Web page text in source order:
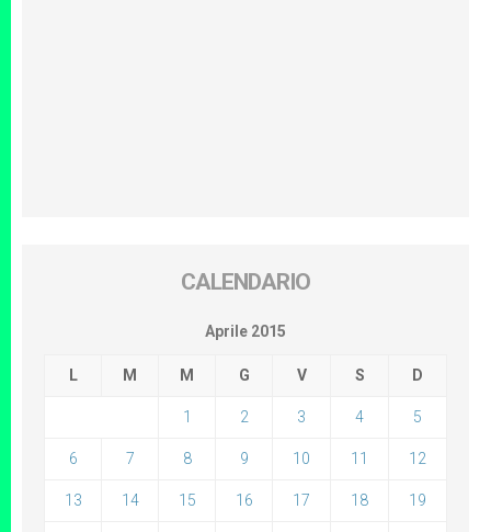
CALENDARIO
Aprile 2015
L M M G V S D
1 2 3 4 5
6 7 8 9 10 11 12
13 14 15 16 17 18 19